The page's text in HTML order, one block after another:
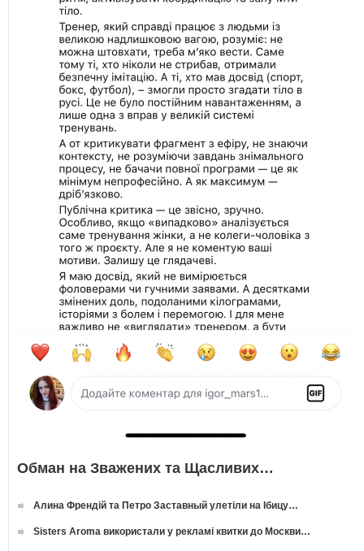
Обман на Зважених та Щасливих…
Алина Френдій та Петро Заставный улетіли на Ібицу…
Sisters Aroma використали у рекламі квитки до Москви…